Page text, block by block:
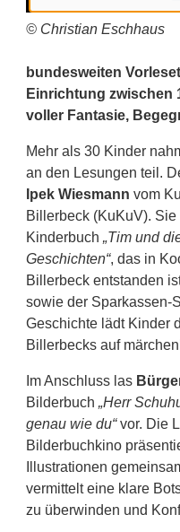
© Christian Eschhaus
bundesweiten
Einrichtung zwischen
voller Fantasie,
Mehr als 30 Kinder
an den Lesungen teil.
Ipek Wiesmann vom
Billerbeck (KuKuV).
Kinderbuch „Tim und
Geschichten“, das in
Billerbeck entstanden
sowie der Sparkassen-
Geschichte lädt Kinder
Billerbecks auf
Im Anschluss las
Bilderbuch „Herr
genau wie du“vor. Die
Bilderbuchkino
Illustrationen
vermittelt eine klare
zu überwinden und